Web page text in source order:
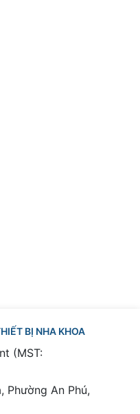
BỊ NHA KHOA
(MST:
Phường An Phú,